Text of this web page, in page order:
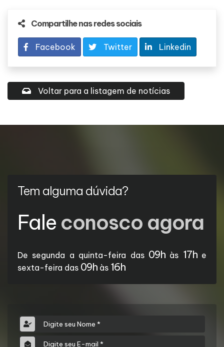
Compartilhe nas redes sociais
Facebook Twitter Linkedin
Voltar para a listagem de notícias
Tem alguma dúvida?
Fale conosco agora
De segunda a quinta-feira das 09hàs 17he
sexta-feira das 09h às 16h